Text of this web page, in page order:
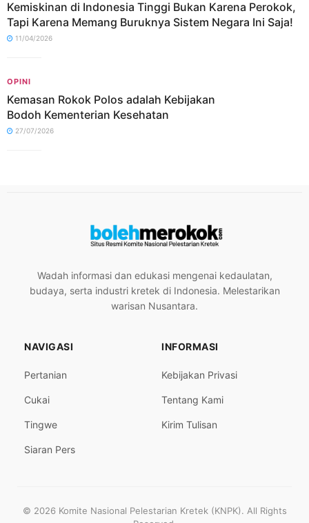
Kemiskinan di Indonesia Tinggi Bukan Karena Perokok,
Tapi Karena Memang Buruknya Sistem Negara Ini Saja!
11/04/2026
OPINI
Kemasan Rokok Polos adalah Kebijakan
Bodoh Kementerian Kesehatan
27/07/2026
Wadah informasi dan edukasi mengenai kedaulatan,
budaya, serta industri kretek di Indonesia. Melestarikan
warisan Nusantara.
NAVIGASI
Pertanian
Cukai
Tingwe
Siaran Pers
INFORMASI
Kebijakan Privasi
Tentang Kami
Kirim Tulisan
© 2026 Komite Nasional Pelestarian Kretek (KNPK). All Rights